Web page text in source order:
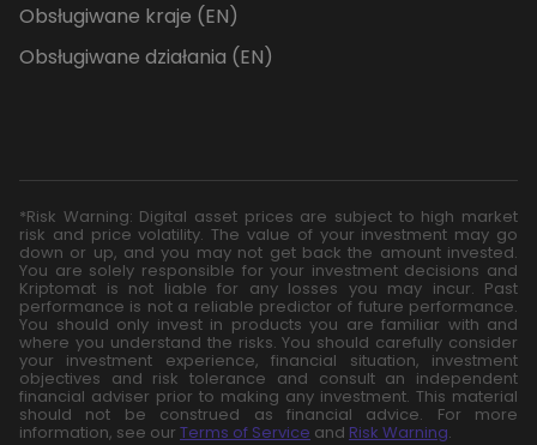
Obsługiwane kraje (EN)
Obsługiwane działania (EN)
*Risk Warning: Digital asset prices are subject to high market
risk and price volatility. The value of your investment may go
down or up, and you may not get back the amount invested.
You are solely responsible for your investment decisions and
Kriptomat is not liable for any losses you may incur. Past
performance is not a reliable predictor of future performance.
You should only invest in products you are familiar with and
where you understand the risks. You should carefully consider
your investment experience, financial situation, investment
objectives and risk tolerance and consult an independent
financial adviser prior to making any investment. This material
should not be construed as financial advice. For more
information, see our Terms of Service and Risk Warning.